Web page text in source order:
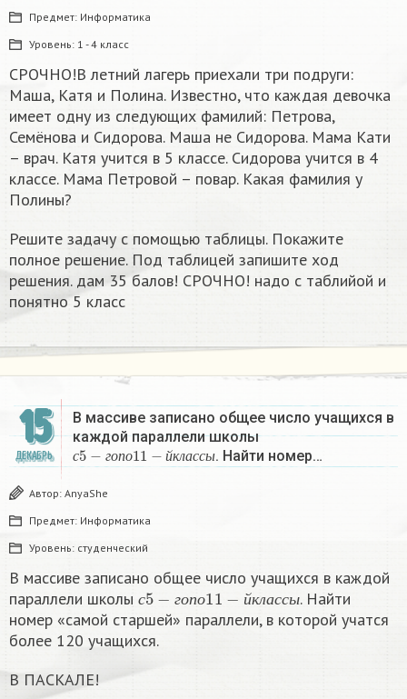
Предмет: Информатика
Уровень: 1 - 4 класс
СРОЧНО!В летний лагерь приехали три подруги:
Маша, Катя и Полина. Известно, что каждая девочка
имеет одну из следующих фамилий: Петрова,
Семёнова и Сидорова. Маша не Сидорова. Мама Кати
– врач. Катя учится в 5 классе. Сидорова учится в 4
классе. Мама Петровой – повар. Какая фамилия у
Полины?
Решите задачу с помощью таблицы. Покажите
полное решение. Под таблицей запишите ход
решения. дам 35 балов! СРОЧНО! надо с таблийой и
понятно 5 класс
15
ДЕКАБРЬ
В массиве записано общее число учащихся в
каждой параллели школы
с го по йклассы
с5 г о 11 − кл . Найти номер…
Автор: AnyaShe
Предмет: Информатика
Уровень: студенческий
В массиве записано общее число учащихся в каждой
параллели школы
с г оп о й кл а с с ы
с5−гопо11−йклассы
. Найти
номер «самой старшей» параллели, в которой учатся
более 120 учащихся.
В ПАСКАЛЕ!